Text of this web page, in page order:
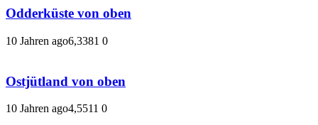
Odderküste von oben
10 Jahren ago6,3381 0
Ostjütland von oben
10 Jahren ago4,5511 0